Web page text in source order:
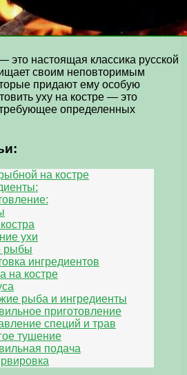
это настоящая классика русской
своим неповторимым
придают ему особую
уху на костре — это
определенных
на костре
ухи
рыбы
ингредиентов
на костре
рыба и ингредиенты
приготовление
специй и трав
тушение
подача